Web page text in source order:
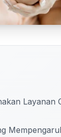
Layanan